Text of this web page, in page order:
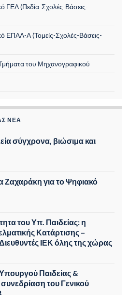
ΓΕΛ (Πεδία-Σχολές-Βάσεις-
ΕΠΑΛ-Α (Τομείς-Σχολές-Βάσεις-
του Μηχανογραφικού
ΝΈΑ
σύγχρονα, βιώσιμα και
Ζαχαράκη για το Ψηφιακό
του Υπ. Παιδείας: η
Κατάρτισης –
ΙΕΚ όλης της χώρας
Παιδείας &
του Γενικού